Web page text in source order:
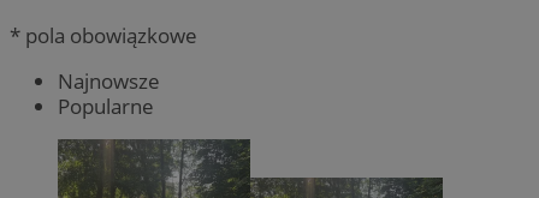
* pola obowiązkowe
Najnowsze
Popularne